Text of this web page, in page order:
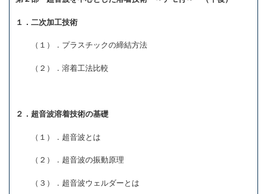
１．二次加工技術
（１）．プラスチックの締結方法
（２）．溶着工法比較
２．超音波溶着技術の基礎
（１）．超音波とは
（２）．超音波の振動原理
（３）．超音波ウェルダーとは